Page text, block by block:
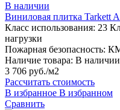
В наличии
Виниловая плитка Tarkett
Класс использования: 23
нагрузки
Пожарная безопасность:
Наличие товара: В наличии
3 706 руб./м2
Рассчитать стоимость
В избранное В избранном
Сравнить